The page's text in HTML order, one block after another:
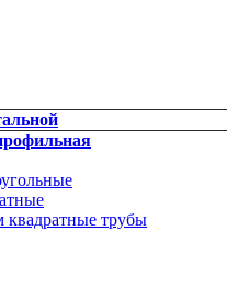
Фитинги резьбовые
Фитинги резьбовые
квадратные трубы